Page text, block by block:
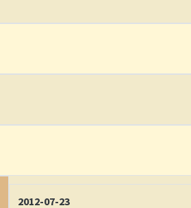
2012-07-23